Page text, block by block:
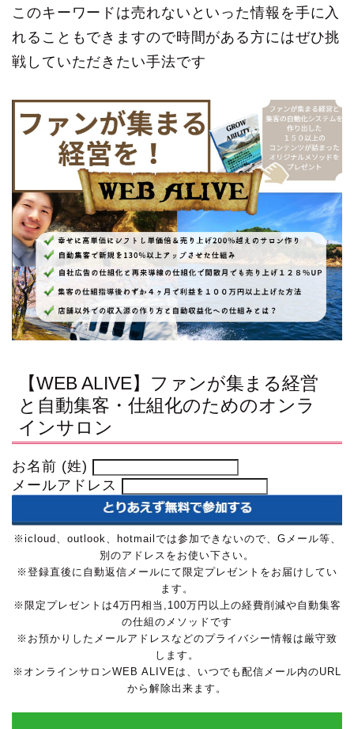
このキーワードは売れないといった情報を手に入
れることもできますので時間がある方にはぜひ挑
戦していただきたい手法です
【WEB ALIVE】ファンが集まる経営
と自動集客・仕組化のためのオンラ
インサロン
お名前 (姓)
メールアドレス
※icloud、outlook、hotmailでは参加できないので、Gメール等、
別のアドレスをお使い下さい。
※登録直後に自動返信メールにて限定プレゼントをお届けしてい
ます。
※限定プレゼントは4万円相当,100万円以上の経費削減や自動集客
の仕組のメソッドです
※お預かりしたメールアドレスなどのプライバシー情報は厳守致
します。
※オンラインサロンWEB ALIVEは、いつでも配信メール内のURL
から解除出来ます。